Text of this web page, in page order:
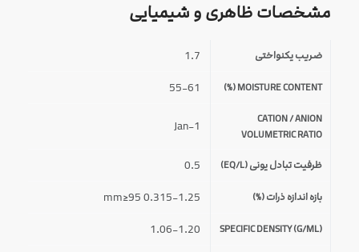
مشخصات ظاهری و شیمیایی
ضریب یکنواختی 1.7
MOISTURE CONTENT (%)
55-61
CATION / ANION
VOLUMETRIC RATIO
1-Jan
ظرفیت تبادل یونی (EQ/L) 0.5
بازه اندازه ذرات (%) 0.315-1.25 mm≥95
SPECIFIC DENSITY (G/ML)
1.06-1.20